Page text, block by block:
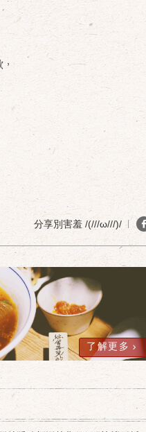
分享別害羞 /(///ω///)/
了解更多